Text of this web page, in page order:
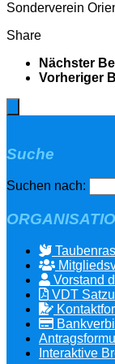
Sonderverein
Share
Nächster
Vorheriger
Suche
Suchen nach:
Vorstand
VDT
Interaktive